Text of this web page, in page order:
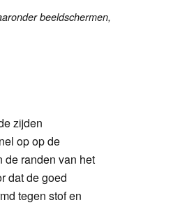
beeldschermen,
zijden
op op de
de randen van het
dat de goed
tegen stof en